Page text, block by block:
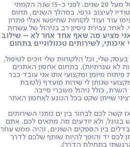
אני מעצב גרפי עם ניסיון רב של מעל 20 שנים. לפני כ-15 שנה הקמתי
לעיצוב גרפי. במהלך השנים, תחום
עוד ועוד לקוחות שחיפשו אצלי פתרון
לאחר צבירת ניסיון רב בניהול של עשרות
מציע מה שאף אחד אחר לא – שילוב
איכותי, לשירותים טכנולוגיים בתחום
שלי, וכל הלקוחות שלי זוכים לטיפול,
לא שגרתיות). בתחום אחסון האתרים
פיתוח מיומן ומקצועי אתו אני עובד כבר
שנותן לי שירות מועדף (לטובת
כולל ניהול משברי סייבר.
שייתן שקט בכל הנוגע לאחסון האתר
קשה לכם לבחור בין ים נותני השירותים
ולא יודעים מה מתאים לכם. אתם
בין הספקים השונים, והיה ממש עוזר
לכם יד והופך להיות שותף שלכם לדרך
בתחילת הדרך).